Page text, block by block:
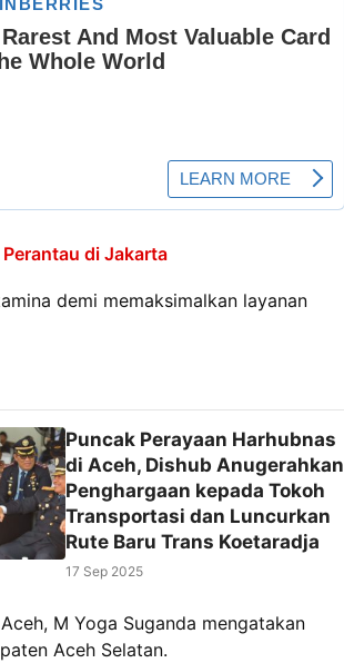
di Jakarta
demi memaksimalkan layanan
Puncak Perayaan Harhubnas
di Aceh, Dishub Anugerahkan
Penghargaan kepada Tokoh
Transportasi dan Luncurkan
Rute Baru Trans Koetaradja
17 Sep 2025
M Yoga Suganda mengatakan
Aceh Selatan.